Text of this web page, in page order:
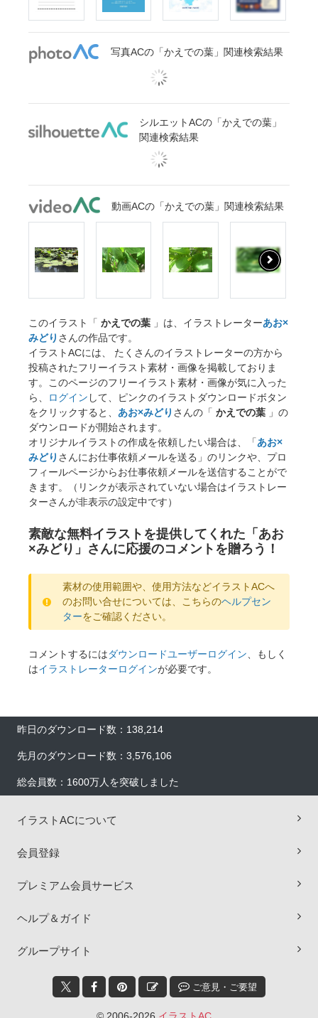
写真ACの「かえでの葉」関連検索結果
シルエットACの「かえでの葉」
関連検索結果
動画ACの「かえでの葉」関連検索結果
このイラスト「 かえでの葉 」は、イラストレーターあお×
みどり さんの作品です。
イラストACには、 たくさんのイラストレーターの方から
投稿されたフリーイラスト素材・画像を掲載しておりま
す。このページのフリーイラスト素材・画像が気に入った
ら、
ログイン して、ピンクのイラストダウンロードボタン
をクリックすると、 あお×みどり さんの「 かえでの葉 」の
ダウンロードが開始されます。
オリジナルイラストの作成を依頼したい場合は、「あお×
みどり さんにお仕事依頼メールを送る」のリンクや、プロ
フィールページからお仕事依頼メールを送信することがで
きます。（リンクが表示されていない場合はイラストレー
ターさんが非表示の設定中です）
素敵な無料イラストを提供してくれた「あお
×みどり」さんに応援のコメントを贈ろう！
素材の使用範囲や、使用方法などイラストACへ
のお問い合せについては、こちらのヘルプセン
ターをご確認ください。
コメントするにはダウンロードユーザーログイン、もしく
はイラストレーターログインが必要です。
昨日のダウンロード数：138,214
先月のダウンロード数：3,576,106
総会員数：1600万人を突破しました
イラストACについて
会員登録
プレミアム会員サービス
ヘルプ＆ガイド
グループサイト
ご意見・ご要望